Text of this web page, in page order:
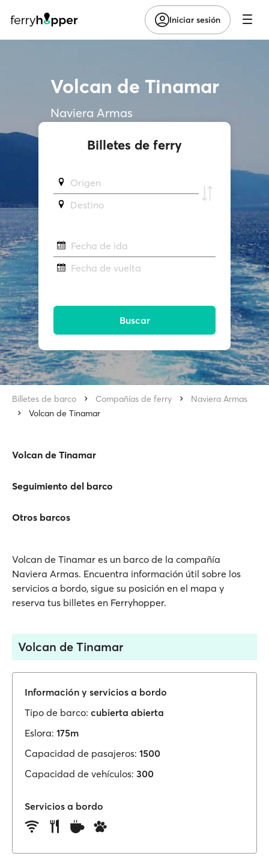
Iniciar sesión
Volcan de Tinamar
Naviera Armas
Billetes de ferry
Origen
Destino
Fecha de ida
Fecha de vuelta
Buscar
Billetes de barco Compañías de ferry
Naviera Armas
Volcan de Tinamar
Volcan de Tinamar
Seguimiento del barco
Otros barcos
Volcan de Tinamar es un barco de la compañía
Naviera Armas. Encuentra información útil sobre los
servicios a bordo, sigue su posición en el mapa y
reserva tus billetes en Ferryhopper.
Volcan de Tinamar
Información y servicios a bordo
Tipo de barco: cubierta abierta
Eslora: 175m
Capacidad de pasajeros: 1500
Capacidad de vehículos: 300
Servicios a bordo